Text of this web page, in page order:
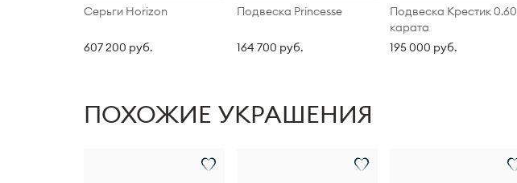
Серьги Horizon
607 200 руб.
Подвеска Princesse
164 700 руб.
Подвеска Крестик 0.60
карата
195 000 руб.
ПОХОЖИЕ УКРАШЕНИЯ